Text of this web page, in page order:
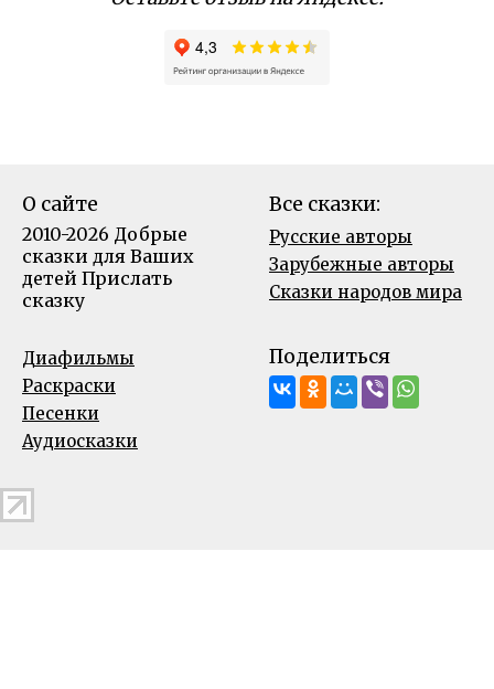
О сайте
2010-2026 Добрые
сказки для Ваших
детей Прислать
сказку
Все сказки:
Русские авторы
Зарубежные авторы
Сказки народов мира
Диафильмы
Раскраски
Песенки
Аудиосказки
Поделиться